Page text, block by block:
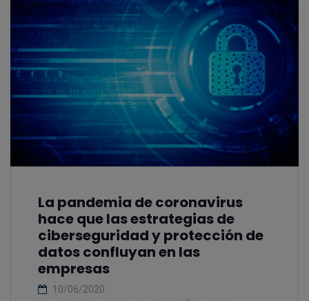
La pandemia de coronavirus
hace que las estrategias de
ciberseguridad y protección de
datos confluyan en las
empresas
10/06/2020